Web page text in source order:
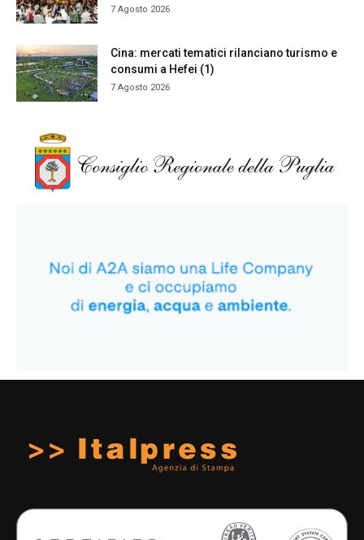
7 Agosto 2026
Cina: mercati tematici rilanciano turismo e
consumi a Hefei (1)
7 Agosto 2026